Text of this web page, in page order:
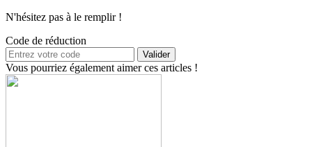
N'hésitez pas à le remplir !
Code de réduction
Valider
Vous pourriez également aimer ces articles !